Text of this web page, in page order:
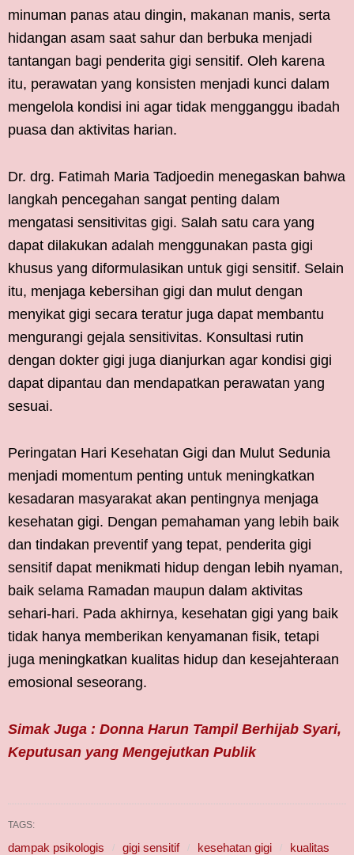
minuman panas atau dingin, makanan manis, serta
hidangan asam saat sahur dan berbuka menjadi
tantangan bagi penderita gigi sensitif. Oleh karena
itu, perawatan yang konsisten menjadi kunci dalam
mengelola kondisi ini agar tidak mengganggu ibadah
puasa dan aktivitas harian.
Dr. drg. Fatimah Maria Tadjoedin menegaskan bahwa
langkah pencegahan sangat penting dalam
mengatasi sensitivitas gigi. Salah satu cara yang
dapat dilakukan adalah menggunakan pasta gigi
khusus yang diformulasikan untuk gigi sensitif. Selain
itu, menjaga kebersihan gigi dan mulut dengan
menyikat gigi secara teratur juga dapat membantu
mengurangi gejala sensitivitas. Konsultasi rutin
dengan dokter gigi juga dianjurkan agar kondisi gigi
dapat dipantau dan mendapatkan perawatan yang
sesuai.
Peringatan Hari Kesehatan Gigi dan Mulut Sedunia
menjadi momentum penting untuk meningkatkan
kesadaran masyarakat akan pentingnya menjaga
kesehatan gigi. Dengan pemahaman yang lebih baik
dan tindakan preventif yang tepat, penderita gigi
sensitif dapat menikmati hidup dengan lebih nyaman,
baik selama Ramadan maupun dalam aktivitas
sehari-hari. Pada akhirnya, kesehatan gigi yang baik
tidak hanya memberikan kenyamanan fisik, tetapi
juga meningkatkan kualitas hidup dan kesejahteraan
emosional seseorang.
Simak Juga : Donna Harun Tampil Berhijab Syari,
Keputusan yang Mengejutkan Publik
TAGS:
dampak psikologis gigi sensitif kesehatan gigi
kualitas